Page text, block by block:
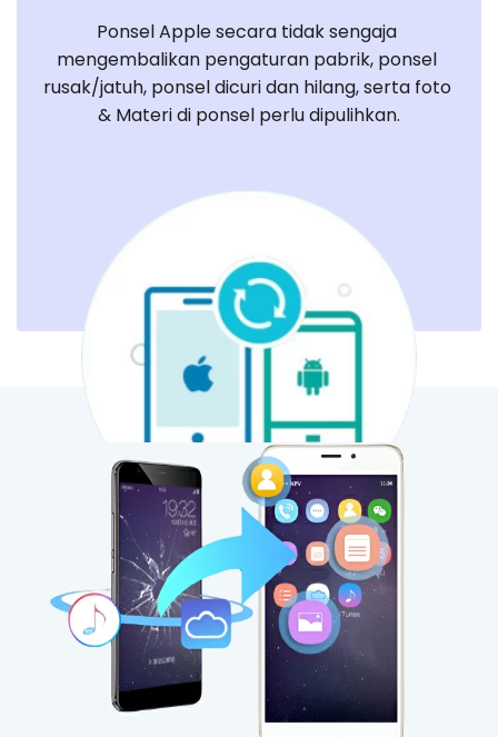
Ponsel Apple secara tidak sengaja
mengembalikan pengaturan pabrik, ponsel
rusak/jatuh, ponsel dicuri dan hilang, serta foto
& Materi di ponsel perlu dipulihkan.